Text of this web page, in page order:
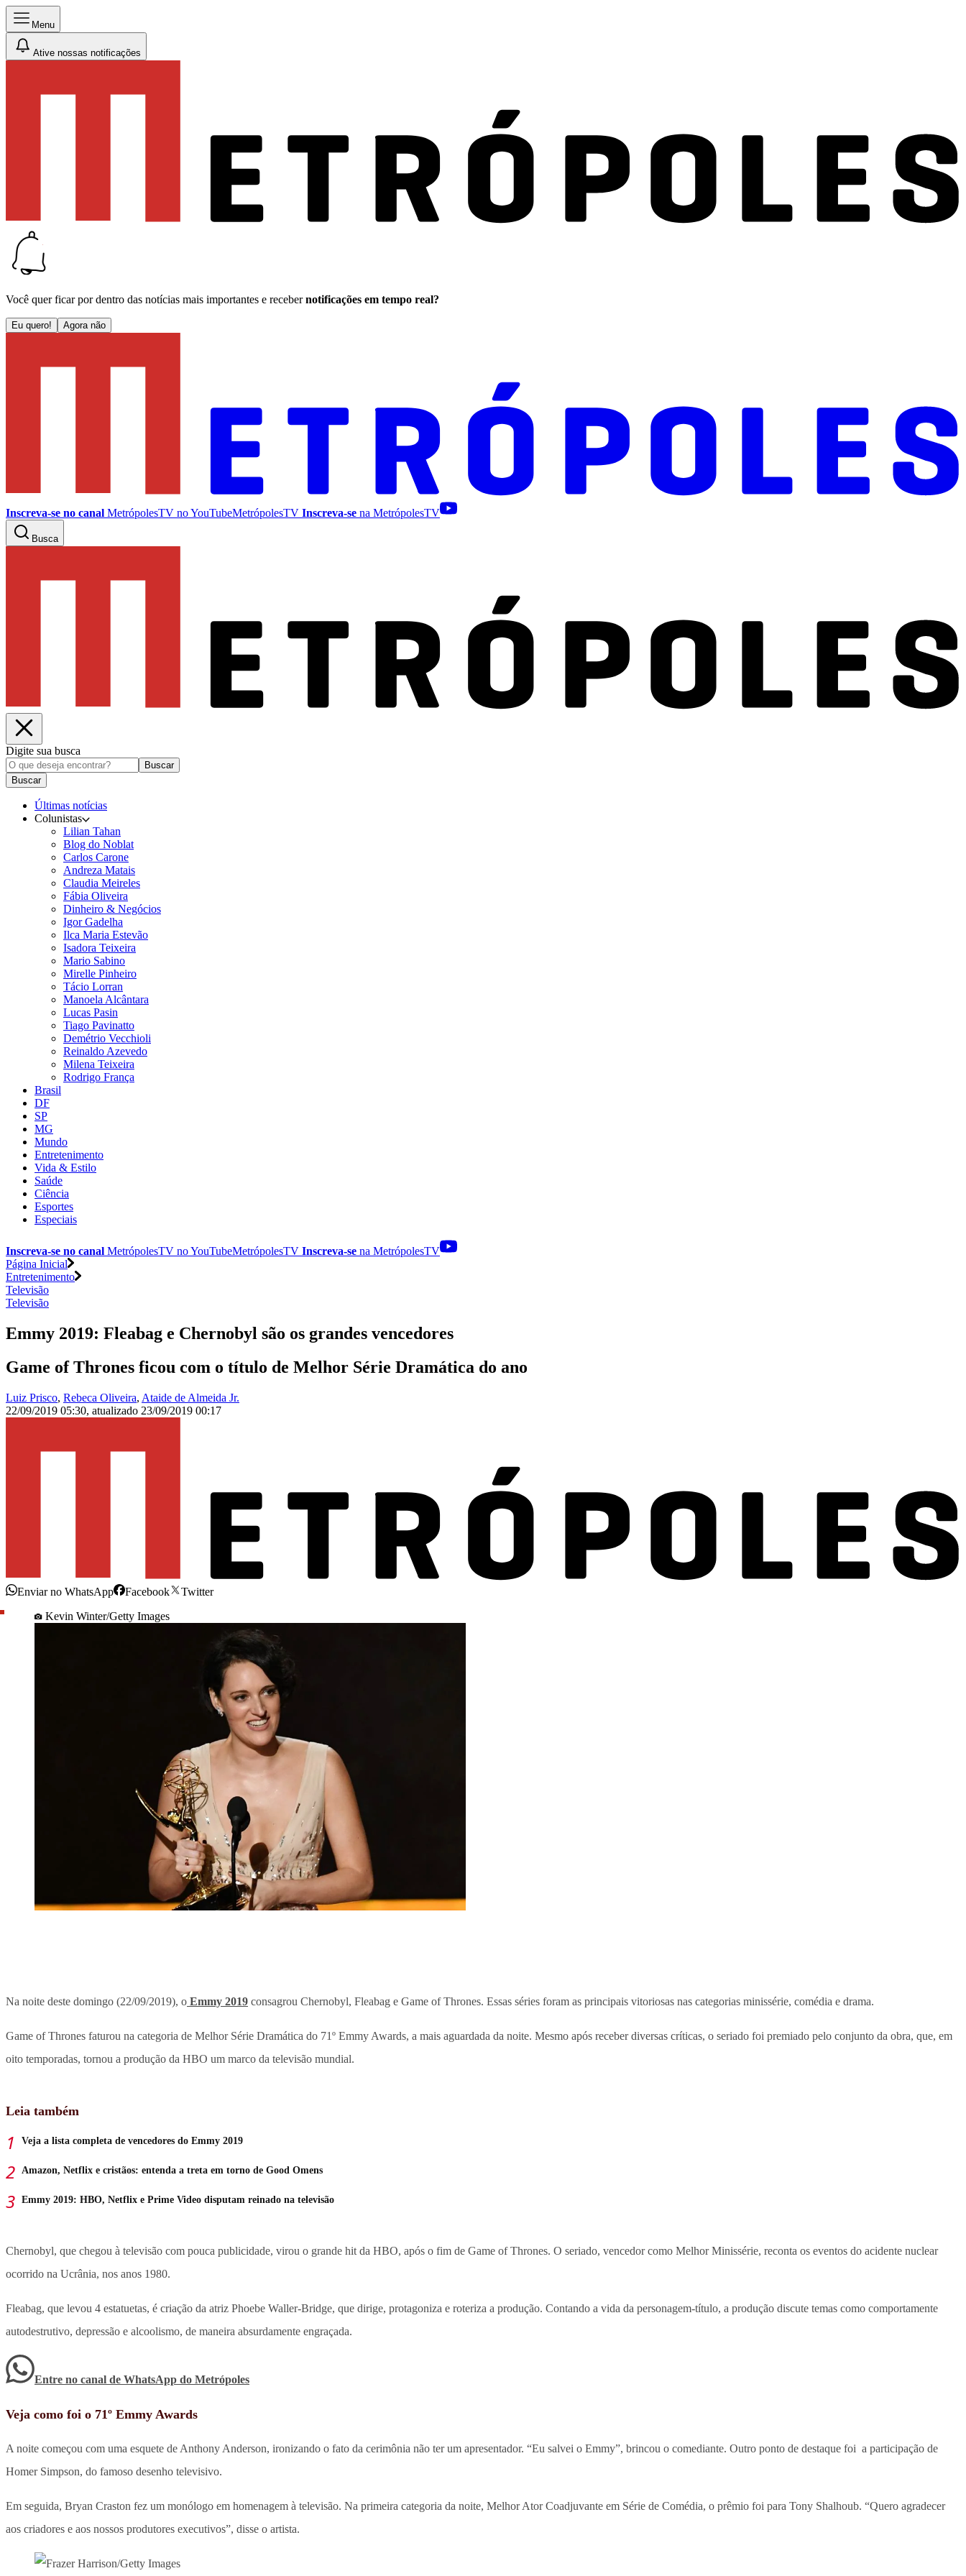
Menu
Ative nossas notificações
Você quer ficar por dentro das notícias mais importantes e receber notificações em tempo real?
Eu quero! Agora não
Inscreva-se no canal MetrópolesTV noYouTubeMetrópolesTV Inscreva-se na MetrópolesTV
Busca
Digite sua busca
Buscar
Buscar
Últimas notícias
Colunistas
Lilian Tahan
Blog do Noblat
Carlos Carone
Andreza Matais
Claudia Meireles
Fábia Oliveira
Dinheiro & Negócios
Igor Gadelha
Ilca Maria Estevão
Isadora Teixeira
Mario Sabino
Mirelle Pinheiro
Tácio Lorran
Manoela Alcântara
Lucas Pasin
Tiago Pavinatto
Demétrio Vecchioli
Reinaldo Azevedo
Milena Teixeira
Rodrigo França
Brasil
DF
SP
MG
Mundo
Entretenimento
Vida & Estilo
Saúde
Ciência
Esportes
Especiais
Inscreva-se no canal MetrópolesTV noYouTubeMetrópolesTV Inscreva-se na MetrópolesTV
Página Inicial
Entretenimento
Televisão
Televisão
Emmy 2019: Fleabag e Chernobyl são os grandes vencedores
Game of Thrones ficou com o título de Melhor Série Dramática do ano
Luiz Prisco, Rebeca Oliveira, Ataide de Almeida Jr.
22/09/2019 05:30, atualizado 23/09/2019 00:17
Enviar no WhatsApp Facebook
Twitter
Kevin Winter/Getty Images
Na noite deste domingo (22/09/2019), o Emmy 2019 consagrou Chernobyl, Fleabag e Game of Thrones. Essas séries foram as principais vitoriosas nas categorias minissérie, comédia e drama.
Game of Thrones faturou na categoria de Melhor Série Dramática do 71º Emmy Awards, a mais aguardada da noite. Mesmo após receber diversas críticas, o seriado foi premiado pelo conjunto da obra, que, em
oito temporadas, tornou a produção da HBO um marco da televisão mundial.
Leia também
Veja a lista completa de vencedores do Emmy 2019
Amazon, Netflix e cristãos: entenda a treta em torno de Good Omens
Emmy 2019: HBO, Netflix e Prime Video disputam reinado na televisão
Chernobyl, que chegou à televisão com pouca publicidade, virou o grande hit da HBO, após o fim de Game of Thrones. O seriado, vencedor como Melhor Minissérie, reconta os eventos do acidente nuclear
ocorrido na Ucrânia, nos anos 1980.
Fleabag, que levou 4 estatuetas, é criação da atriz Phoebe Waller-Bridge, que dirige, protagoniza e roteriza a produção. Contando a vida da personagem-título, a produção discute temas como comportamente
autodestrutivo, depressão e alcoolismo, de maneira absurdamente engraçada.
Entre no canal de WhatsApp do Metrópoles
Veja como foi o 71º Emmy Awards
A noite começou com uma esquete de Anthony Anderson, ironizando o fato da cerimônia não ter um apresentador. “Eu salvei o Emmy”, brincou o comediante. Outro ponto de destaque foi a participação de
Homer Simpson, do famoso desenho televisivo.
Em seguida, Bryan Craston fez um monólogo em homenagem à televisão. Na primeira categoria da noite, Melhor Ator Coadjuvante em Série de Comédia, o prêmio foi para Tony Shalhoub. “Quero agradecer
aos criadores e aos nossos produtores executivos”, disse o artista.